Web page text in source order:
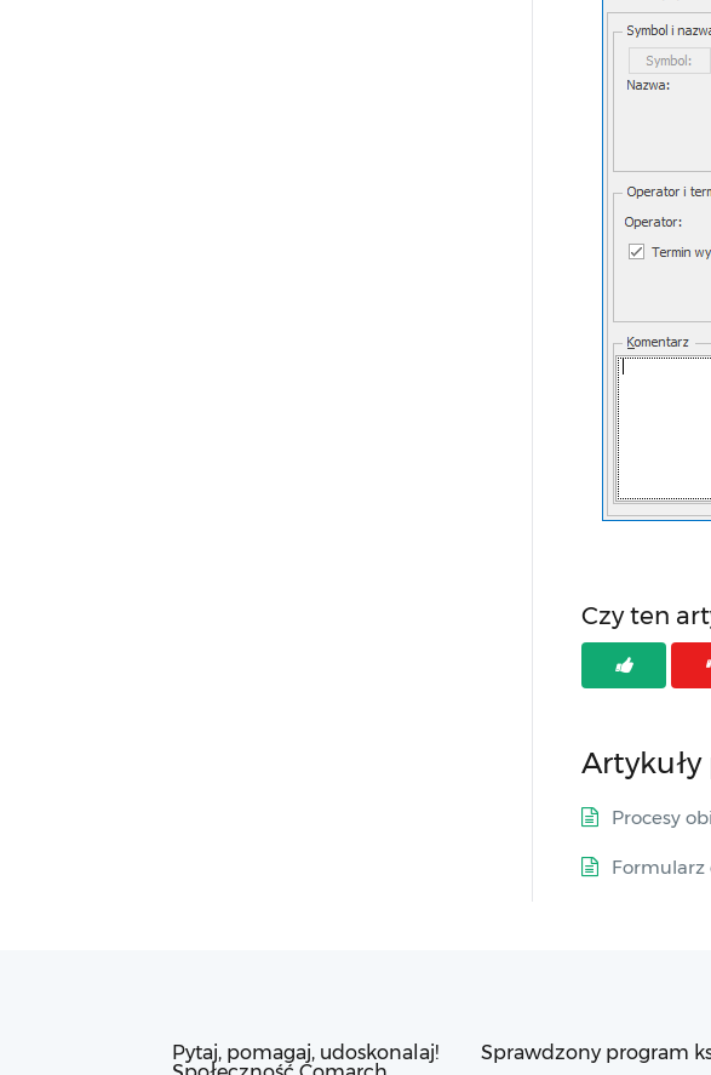
Czy ten
Procesy
Formularz
Pytaj, pomagaj, udoskonalaj!
Sprawdzony program